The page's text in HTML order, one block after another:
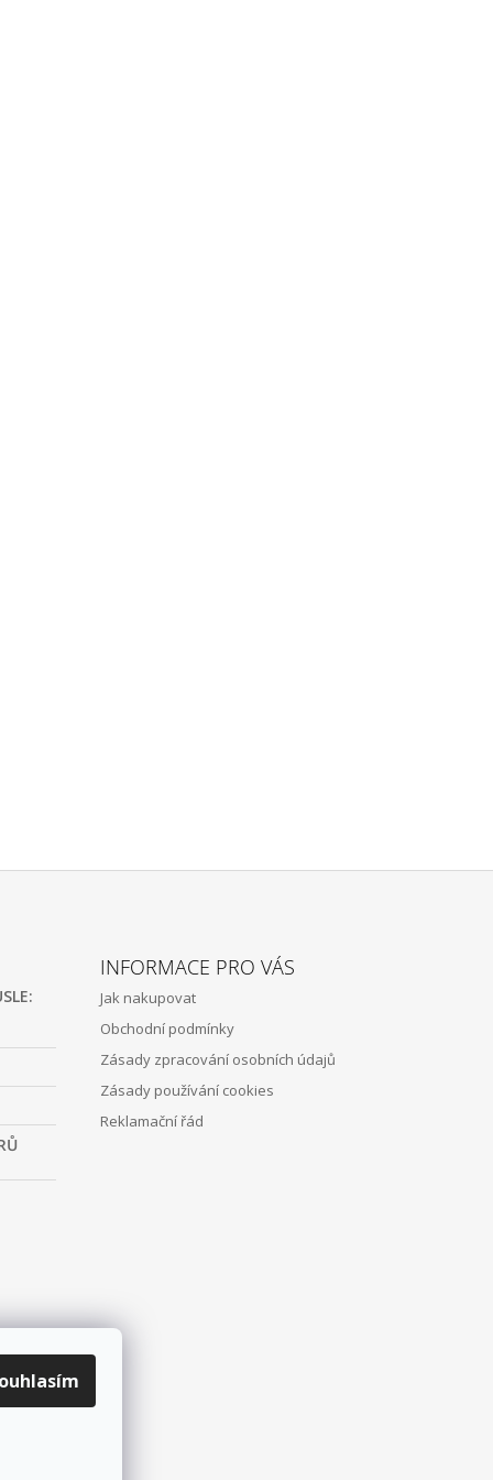
INFORMACE PRO VÁS
Jak nakupovat
Obchodní podmínky
Zásady zpracování osobních údajů
Zásady používání cookies
Reklamační řád